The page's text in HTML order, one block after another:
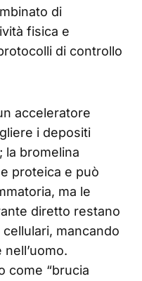
di
fisica e
di controllo
acceleratore
i depositi
la bromelina
proteica e può
ma le
diretto restano
mancando
come “brucia